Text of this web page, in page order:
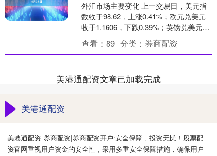
外汇市场主要变化 上一交易日，美元指
数收于98.62，上涨0.41%；欧元兑美元
收于1.1606，下跌0.39%；英镑兑美元收
于1.3412，下跌0.33%；美....
查看：89 分类： 券商配资
美港通配资文章已加载完成
美港通配资
美港通配资-券商配资|券商配资开户:安全保障，投资无忧！股票配
资官网重视用户资金的安全性，采用多重安全保障措施，确保用户